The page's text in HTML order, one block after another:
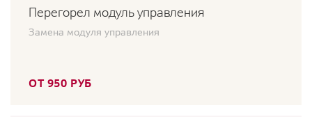
Перегорел модуль управления
Замена модуля управления
ОТ 950 РУБ